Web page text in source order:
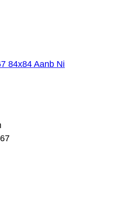
84x84 Aanb Ni